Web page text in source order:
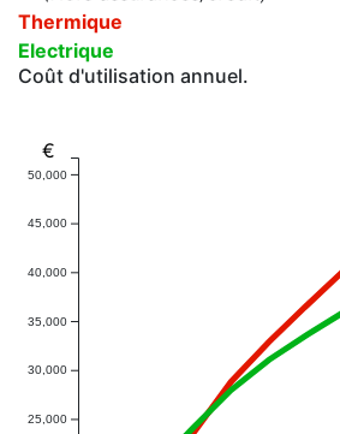
Thermique
Electrique
Coût d'utilisation annuel.
25,000
30,000
35,000
40,000
45,000
50,000
€